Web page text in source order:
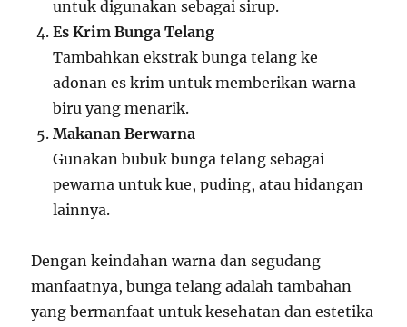
untuk digunakan sebagai sirup.
Es Krim Bunga Telang
Tambahkan ekstrak bunga telang ke
adonan es krim untuk memberikan warna
biru yang menarik.
Makanan Berwarna
Gunakan bubuk bunga telang sebagai
pewarna untuk kue, puding, atau hidangan
lainnya.
Dengan keindahan warna dan segudang
manfaatnya, bunga telang adalah tambahan
yang bermanfaat untuk kesehatan dan estetika